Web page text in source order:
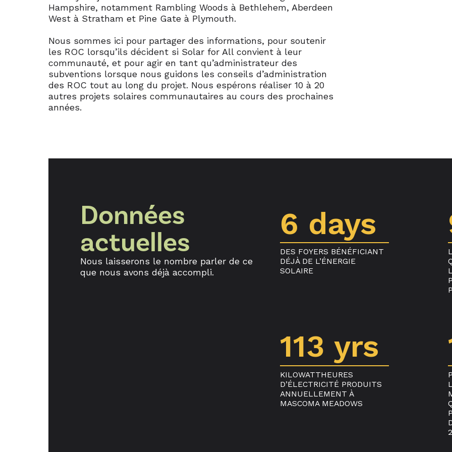
Hampshire, notamment Rambling Woods à Bethlehem, Aberdeen
West à Stratham et Pine Gate à Plymouth.
Nous sommes ici pour partager des informations, pour soutenir
les ROC lorsqu’ils décident si Solar for All convient à leur
communauté, et pour agir en tant qu’administrateur des
subventions lorsque nous guidons les conseils d’administration
des ROC tout au long du projet. Nous espérons réaliser 10 à 20
autres projets solaires communautaires au cours des prochaines
années.
Données
actuelles
Nous laisserons le nombre parler de ce
que nous avons déjà accompli.
6 days
DES FOYERS BÉNÉFICIANT
DÉJÀ DE L’ÉNERGIE
SOLAIRE
113 yrs
KILOWATTHEURES
D’ÉLECTRICITÉ PRODUITS
ANNUELLEMENT À
MASCOMA MEADOWS